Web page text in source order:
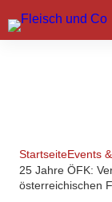
Marktführer
StartseiteEvents
25 Jahre ÖFK:
österreichischen